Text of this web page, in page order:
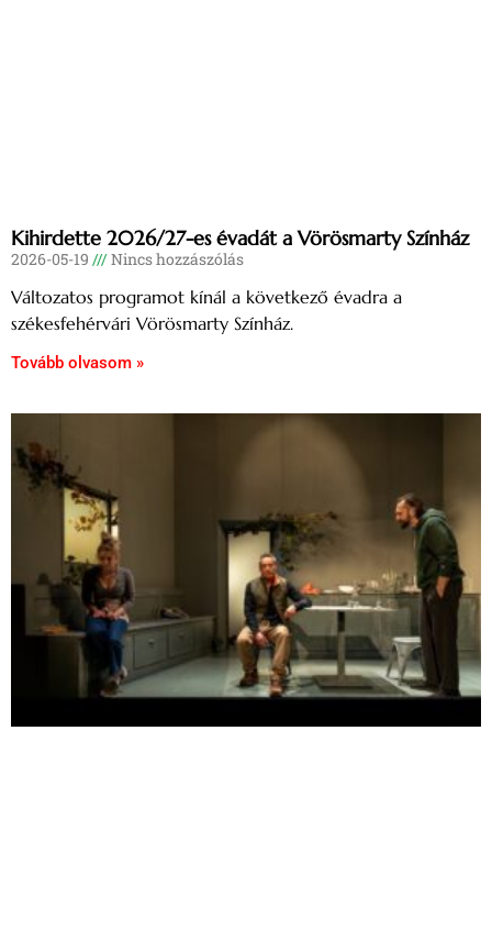
Kihirdette 2026/27-es évadát a Vörösmarty Színház
2026-05-19 Nincs hozzászólás
Változatos programot kínál a következő évadra a
székesfehérvári Vörösmarty Színház.
Tovább olvasom »